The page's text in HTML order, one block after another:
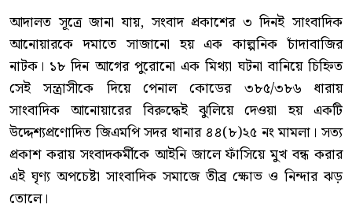
আদালত সূত্রে জানা যায়, সংবাদ প্রকাশের ৩ দিনই সাংবাদিক
আনোয়ারকে দমাতে সাজানো হয় এক কাল্পনিক চাঁদাবাজির
নাটক। ১৮ দিন আগের পুরোনো এক মিথ্যা ঘটনা বানিয়ে চিহ্নিত
সেই সন্ত্রাসীকে দিয়ে পেনাল কোডের ৩৮৫/৩৮৬ ধারায়
সাংবাদিক আনোয়ারের বিরুদ্ধেই ঝুলিয়ে দেওয়া হয় একটি
উদ্দেশ্যপ্রণোদিত জিএমপি সদর থানার ৪৪(৮)২৫ নং মামলা। সত্য
প্রকাশ করায় সংবাদকর্মীকে আইনি জালে ফাঁসিয়ে মুখ বন্ধ করার
এই ঘৃণ্য অপচেষ্টা সাংবাদিক সমাজে তীব্র ক্ষোভ ও নিন্দার ঝড়
তোলে।